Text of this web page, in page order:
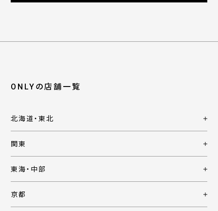
ONLYの店舗一覧
北海道・東北
関東
東海・中部
京都